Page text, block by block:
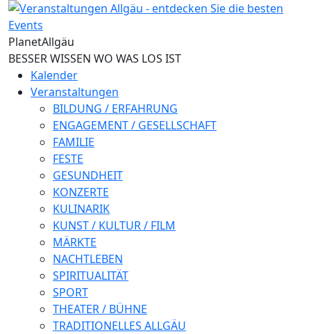
Direkt zum Inhalt
PlanetAllgäu
BESSER WISSEN WO WAS LOS IST
Kalender
Veranstaltungen
BILDUNG / ERFAHRUNG
ENGAGEMENT / GESELLSCHAFT
FAMILIE
FESTE
GESUNDHEIT
KONZERTE
KULINARIK
KUNST / KULTUR / FILM
MÄRKTE
NACHTLEBEN
SPIRITUALITÄT
SPORT
THEATER / BÜHNE
TRADITIONELLES ALLGÄU